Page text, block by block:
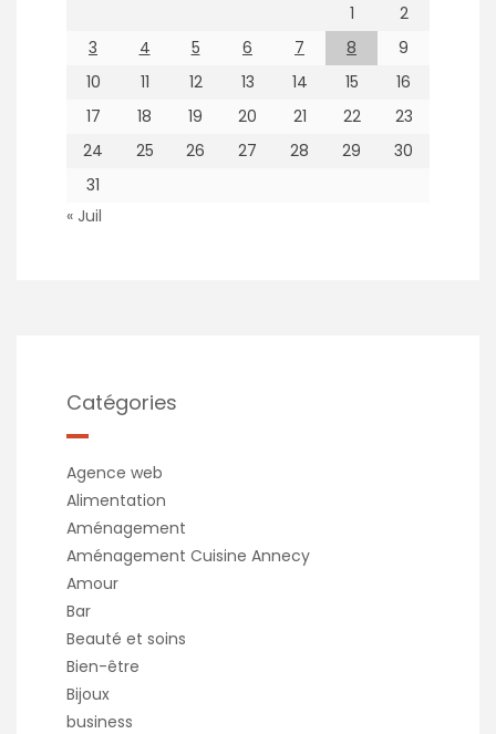
1
2
3
4 5 6 7 8
9
10
11 12 13 14 15
16
17
18 19 20 21 22
23
24
25 26 27 28 29
30
31
« Juil
Catégories
Agence web
Alimentation
Aménagement
Aménagement Cuisine Annecy
Amour
Bar
Beauté et soins
Bien-être
Bijoux
business